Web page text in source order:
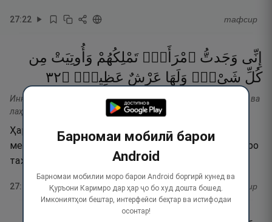
27:22 тафсир
إِنِّى وَجَدتُّ ٱمْرَأَةًۭ تَمْلِكُهُمْ وَأُوتِيَتْ مِن
كُلِّ شَىْءٍۢ وَلَهَا عَرْشٌ عَظِيمٌۭ ۝٢٣
Иннӣ ваҷаттумраатан тамликуҳум ва утият мин кулли шай-ив ва
лаҳа ъаршун ъазӣм.
Ҳаройина, ман ёфтам, ки бар онҳо зане подшоҳӣ
мекунад ва аз ҳар неъмате ӯро дода шудааст ва ӯро
тахти бузурге ҳаст.
27: тафсир
Барномаи мобилӣ барои
Android
Барномаи мобилии моро барои Android боргирӣ кунед ва
Қуръони Каримро дар ҳар ҷо бо худ дошта бошед.
Имкониятҳои бештар, интерфейси беҳтар ва истифодаи
осонтар!